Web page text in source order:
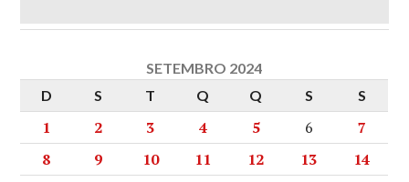
SETEMBRO 2024
D
S T Q Q S S
1 2 3 4 5 6
7
8
9 10 11 12 13
14